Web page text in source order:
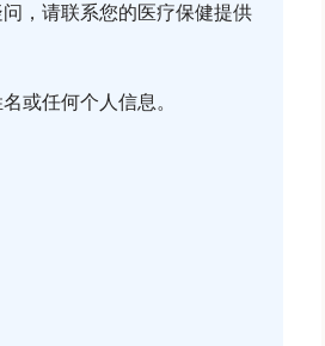
，请联系您的医疗保健提供
或任何个人信息。